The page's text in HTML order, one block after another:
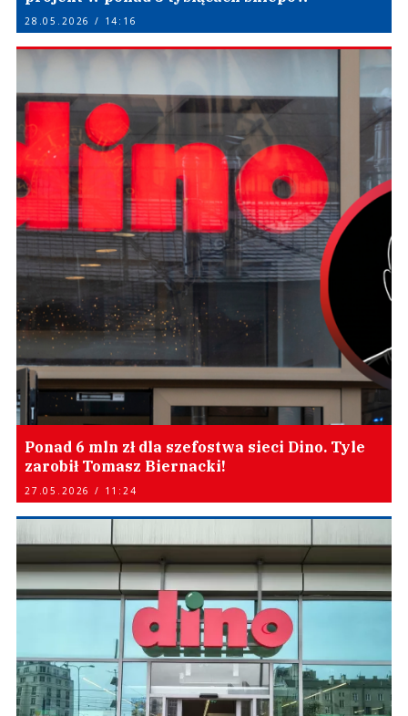
28.05.2026 / 14:16
Ponad 6 mln zł dla szefostwa sieci Dino. Tyle
zarobił Tomasz Biernacki!
27.05.2026 / 11:24